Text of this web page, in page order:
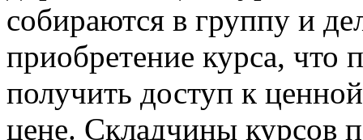
собираются в группу и
приобретение курса, что
получить доступ к
цене. Складчины курсов